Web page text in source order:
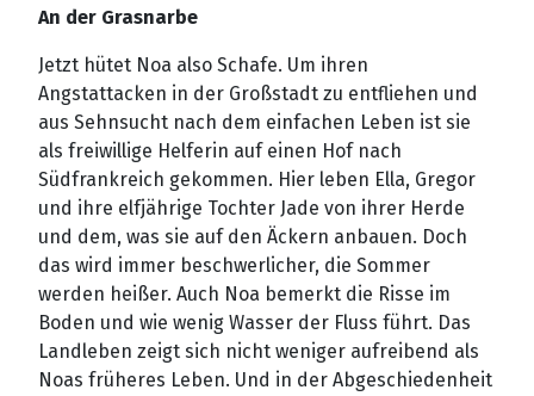
An der Grasnarbe
Jetzt hütet Noa also Schafe. Um ihren
Angstattacken in der Großstadt zu entfliehen und
aus Sehnsucht nach dem einfachen Leben ist sie
als freiwillige Helferin auf einen Hof nach
Südfrankreich gekommen. Hier leben Ella, Gregor
und ihre elfjährige Tochter Jade von ihrer Herde
und dem, was sie auf den Äckern anbauen. Doch
das wird immer beschwerlicher, die Sommer
werden heißer. Auch Noa bemerkt die Risse im
Boden und wie wenig Wasser der Fluss führt. Das
Landleben zeigt sich nicht weniger aufreibend als
Noas früheres Leben. Und in der Abgeschiedenheit